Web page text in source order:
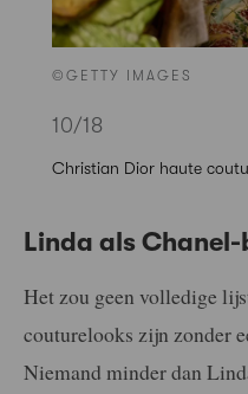
©GETTY IMAGES
10/18
Christian Dior haute
Linda als
Het zou geen volledige
couturelooks zijn zonder
Niemand minder dan